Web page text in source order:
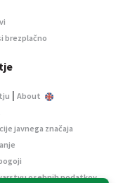
brezplačno
| About
javnega značaja
osebnih podatkov